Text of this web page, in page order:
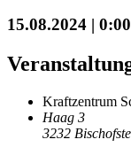
15.08.2024 | 0:00
Kraftzentrum
Haag 3
3232